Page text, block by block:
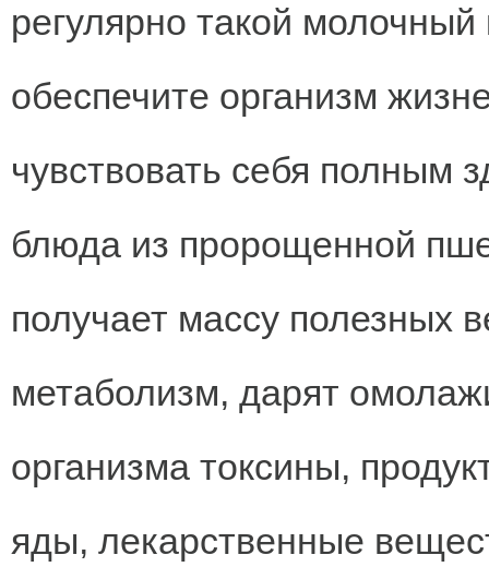
регулярно такой молочный
обеспечите организм
чувствовать себя полным
блюда из пророщенной
получает массу полезных
метаболизм, дарят
организма токсины,
яды, лекарственные